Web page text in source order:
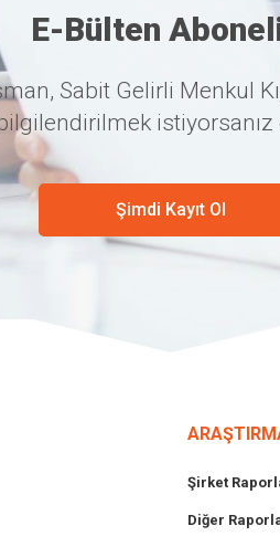
E-Bülten
Sabit Gelirli Menkul
Şimdi Kayıt Ol
Şirket
Diğer